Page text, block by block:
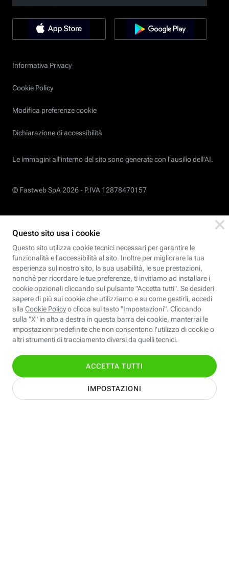
Informativa Privacy
Cookie Policy
Modifica preferenze cookie
Dichiarazione di accessibilità
Le immagini all’interno del sito sono generate con l'ausilio dell'AI.
© Fastweb SpA 2026 - P.IVA 12878470157